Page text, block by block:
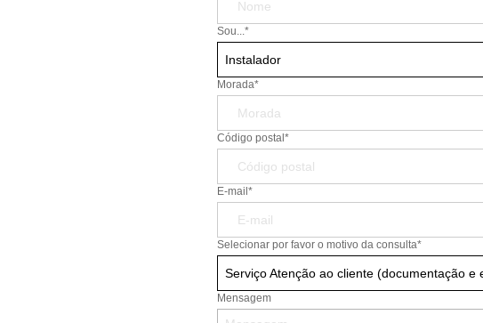
Sou...*
Instalador
Morada*
Código postal*
E-mail*
Selecionar por favor o motivo da consulta*
Mensagem